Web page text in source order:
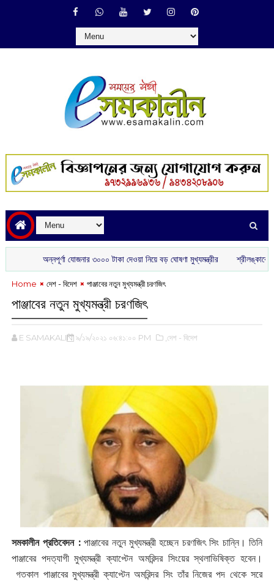
অন্নপূর্ণা যোজনার ৩০০০ টাকা দেওয়া নিয়ে বড় ঘোষণা মুখ্যমন্ত্রীর শ্রীলঙ্কাকে হারাতে
Home দেশ - বিদেশ পাঞ্জাবের নতুন মুখ্যমন্ত্রী চরণজিৎ
পাঞ্জাবের নতুন মুখ্যমন্ত্রী চরণজিৎ
E SAMAKALIN ৯/১৯/২০২১ ০৬:৪১:০০ PM ,দেশ - বিদেশ
সমকালীন প্রতিবেদন :পাঞ্জাবের নতুন মুখ্যমন্ত্রী হচ্ছেন চরণজিৎ সিং চান্নি। তিনি
পাঞ্জাবের পদত্যাগী মুখ্যমন্ত্রী ক্যাপ্টেন অমরিন্দর সিংয়ের স্থলাভিষিক্ত হবেন।
গতকাল পাঞ্জাবের মুখ্যমন্ত্রী ক্যাপ্টেন অমরিন্দর সিং তাঁর নিজের পদ থেকে সরে